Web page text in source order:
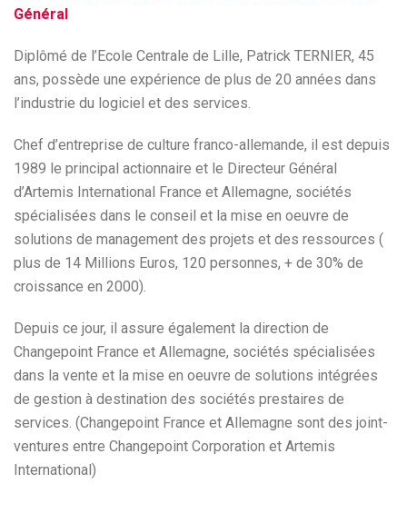
Général
Diplômé de l’Ecole Centrale de Lille, Patrick TERNIER, 45
ans, possède une expérience de plus de 20 années dans
l’industrie du logiciel et des services.
Chef d’entreprise de culture franco-allemande, il est depuis
1989 le principal actionnaire et le Directeur Général
d’Artemis International France et Allemagne, sociétés
spécialisées dans le conseil et la mise en oeuvre de
solutions de management des projets et des ressources (
plus de 14 Millions Euros, 120 personnes, + de 30% de
croissance en 2000).
Depuis ce jour, il assure également la direction de
Changepoint France et Allemagne, sociétés spécialisées
dans la vente et la mise en oeuvre de solutions intégrées
de gestion à destination des sociétés prestaires de
services. (Changepoint France et Allemagne sont des joint-
ventures entre Changepoint Corporation et Artemis
International)